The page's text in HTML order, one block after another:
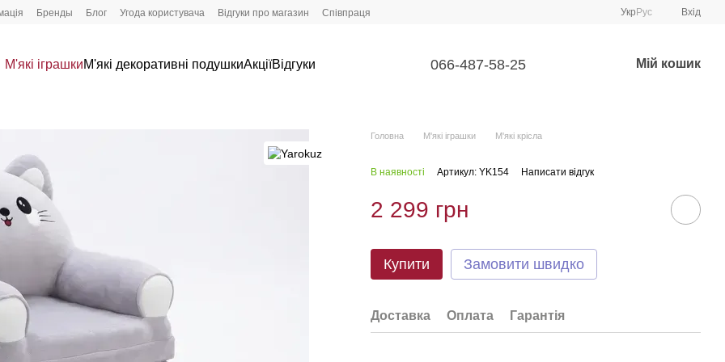
Бренды Блог Угода користувача Відгуки про магазин Співпраця Укр Рус Вхід
М'які іграшкиМ'які декоративні подушкиАкціїВідгуки 066-487-58-25 Мій кошик
Головна М'які іграшки М'які крісла
В наявності Артикул: YK154 Написати відгук
2 299 грн
Купити Замовити швидко
Доставка Оплата Гарантія